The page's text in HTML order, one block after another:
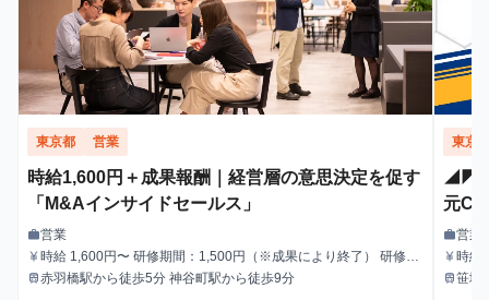
東京都 営業
時給1,600円＋成果報酬｜経営層の意思決定を促す
「M&Aインサイドセールス」
職種
work営業
給与
currency_yen 時給 1,600円〜 研修期間：1,500円（※成果により終了） 研修終
了後：1,600円～ ＼アポ獲得によるインセンティブあり／ 1件〜1
最寄駅
train赤羽橋駅から徒歩5分 神谷町駅から徒歩9分
東京
元
ル・
職種
work営業
給与
currency_yen 時給
最寄駅
train笹塚